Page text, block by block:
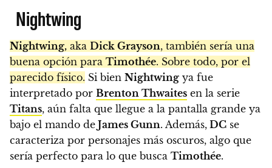
Nightwing
Nightwing, aka Dick Grayson, también sería una
buena opción para Timothée. Sobre todo, por el
parecido físico. Si bien Nightwing ya fue
interpretado por Brenton Thwaites en la serie
Titans, aún falta que llegue a la pantalla grande ya
bajo el mando de James Gunn. Además, DC se
caracteriza por personajes más oscuros, algo que
sería perfecto para lo que busca Timothée.